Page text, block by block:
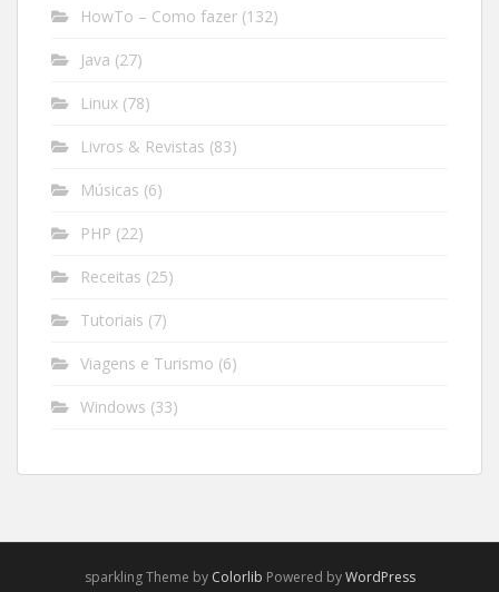
HowTo – Como fazer (132)
Java (27)
Linux (78)
Livros & Revistas (83)
Músicas (6)
PHP (22)
Receitas (25)
Tutoriais (7)
Viagens e Turismo (6)
Windows (33)
sparkling Theme by Colorlib Powered byWordPress